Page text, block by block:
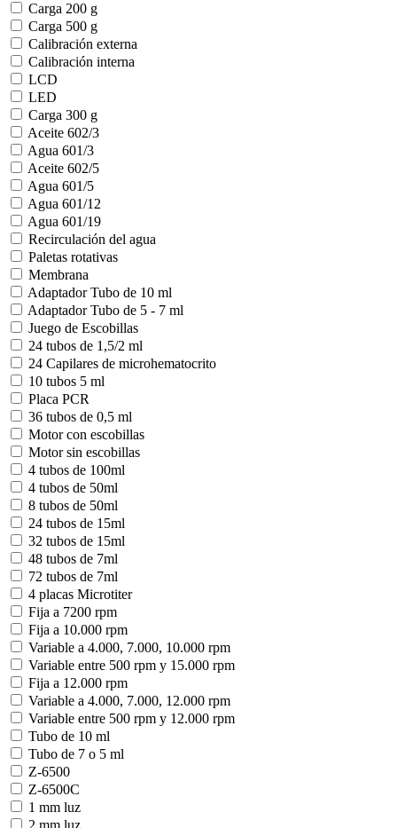
Carga 200 g
Carga 500 g
Calibración externa
Calibración interna
LCD
LED
Carga 300 g
Aceite 602/3
Agua 601/3
Aceite 602/5
Agua 601/5
Agua 601/12
Agua 601/19
Recirculación del agua
Paletas rotativas
Membrana
Adaptador Tubo de 10 ml
Adaptador Tubo de 5 - 7 ml
Juego de Escobillas
24 tubos de 1,5/2 ml
24 Capilares de microhematocrito
10 tubos 5 ml
Placa PCR
36 tubos de 0,5 ml
Motor con escobillas
Motor sin escobillas
4 tubos de 100ml
4 tubos de 50ml
8 tubos de 50ml
24 tubos de 15ml
32 tubos de 15ml
48 tubos de 7ml
72 tubos de 7ml
4 placas Microtiter
Fija a 7200 rpm
Fija a 10.000 rpm
Variable a 4.000, 7.000, 10.000 rpm
Variable entre 500 rpm y 15.000 rpm
Fija a 12.000 rpm
Variable a 4.000, 7.000, 12.000 rpm
Variable entre 500 rpm y 12.000 rpm
Tubo de 10 ml
Tubo de 7 o 5 ml
Z-6500
Z-6500C
1 mm luz